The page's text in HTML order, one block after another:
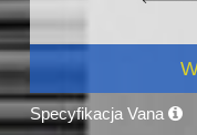
Specyfikacja Vana